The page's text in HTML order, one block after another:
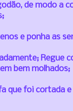
de modo a
e ponha as
Regue
bem molhados;
que foi cortada